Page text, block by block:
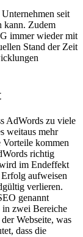
seit
kann. Zudem
immer wieder mit
Stand der Zeit
AdWords zu viele
weitaus mehr
kommen
richtig
im Endeffekt
aufweisen
verlieren.
genannt
zwei Bereiche
Webseite, was
dass die